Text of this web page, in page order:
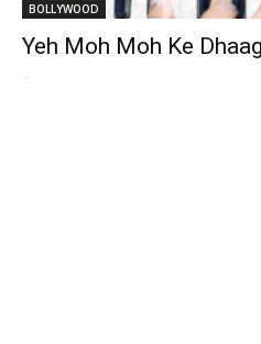
BOLLYWOOD
Yeh Moh Moh Ke
-